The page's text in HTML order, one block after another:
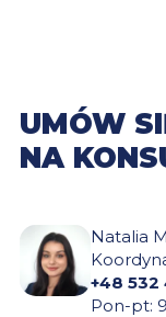
UMÓW
NA
Natalia
+48 532
Pon-pt: